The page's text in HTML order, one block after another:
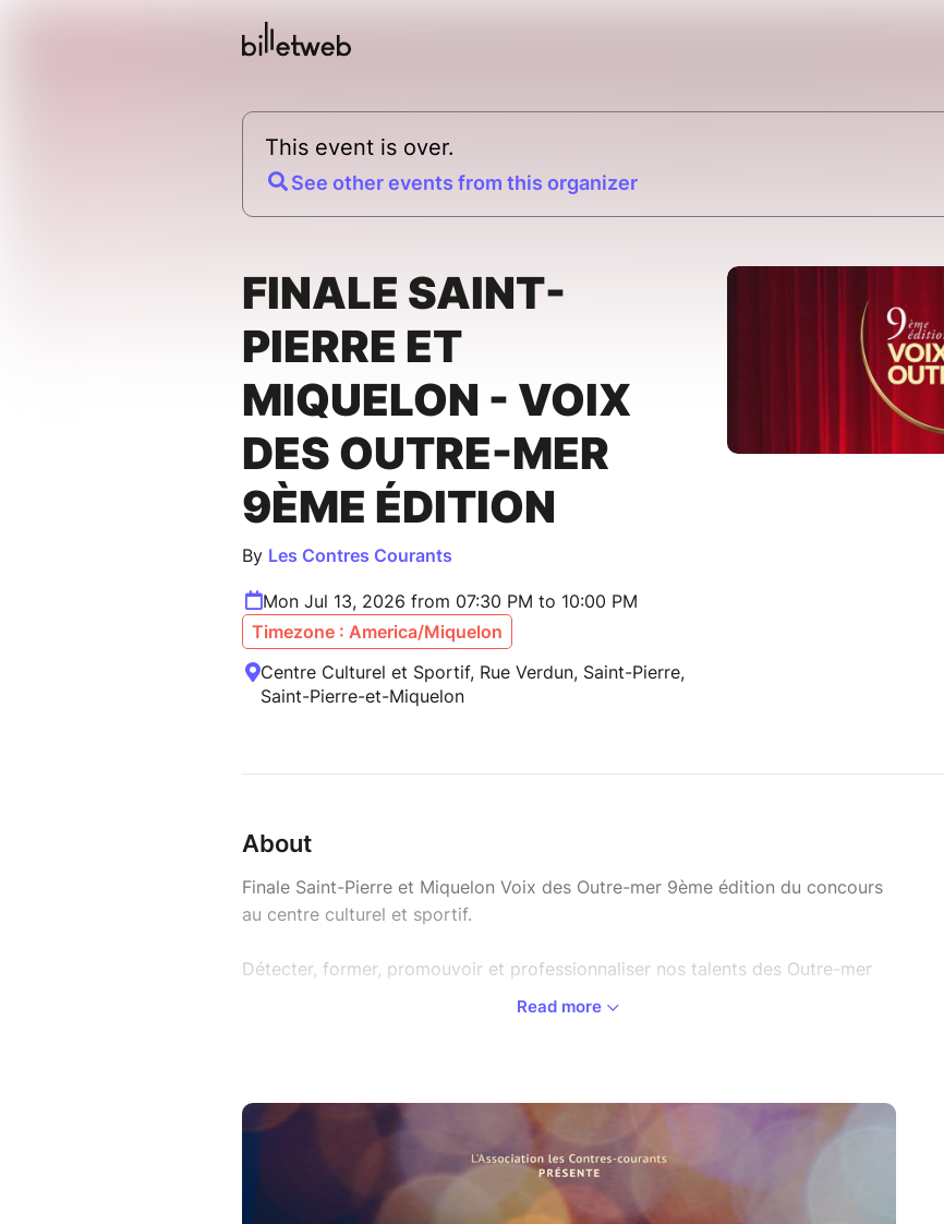
This event is over.
See other events from this organizer
FINALE SAINT-
PIERRE ET
MIQUELON - VOIX
DES OUTRE-MER
9ÈME ÉDITION
By Les Contres Courants
Mon Jul 13, 2026 from 07:30 PM to 10:00 PM
Timezone : America/Miquelon
Centre Culturel et Sportif, Rue Verdun, Saint-Pierre,
Saint-Pierre-et-Miquelon
About
Finale Saint-Pierre et Miquelon Voix des Outre-mer 9ème édition du concours
au centre culturel et sportif.
Détecter, former, promouvoir et professionnaliser nos talents des Outre-mer
Le 13 juillet 2026 à 19h30 à la salle du centre culturel et sportif pour la finale
Voix des Outre-mer 9ème édition.
Avec l’aide de la MAC de Saint-Pierre et Miquelon, le ministère des Outre-mer,
la collectivité territoriale de Saint-Pierre et Miquelon, la préfecture.
Read more